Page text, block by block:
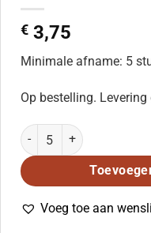
€ 3,75
Minimale afname: 5
Op bestelling.
Farther On aantal
Voeg toe aan